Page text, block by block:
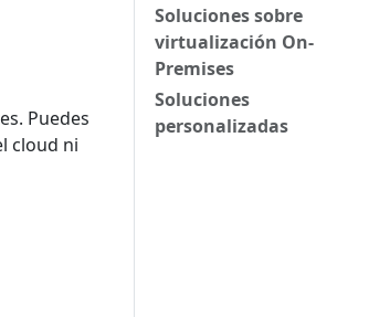
Soluciones sobre
virtualización On-
Premises
Soluciones
personalizadas
Puedes
cloud ni